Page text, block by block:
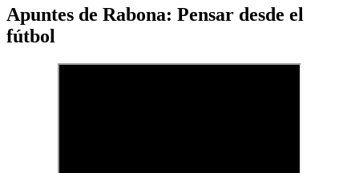
Apuntes de Rabona: Pensar desde el
fútbol